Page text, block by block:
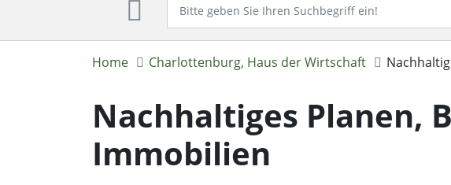
Home Charlottenburg, Haus der Wirtschaft
Nachhaltiges Planen,
Immobilien